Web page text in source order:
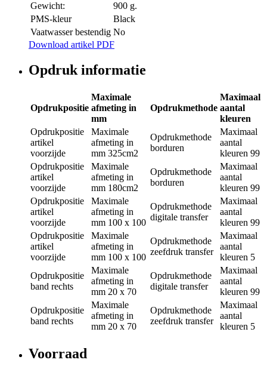
Gewicht:
900 g.
PMS-kleur
Black
Vaatwasser bestendig No
Download artikel PDF
Opdruk informatie
Opdrukpositie
Maximale
afmeting in
mm
Opdrukmethode
Maximaal
aantal
kleuren
Opdrukpositie
artikel
voorzijde
Maximale
afmeting in
mm 325cm2
Opdrukmethode
borduren
Maximaal
aantal
kleuren 99
Opdrukpositie
artikel
voorzijde
Maximale
afmeting in
mm 180cm2
Opdrukmethode
borduren
Maximaal
aantal
kleuren 99
Opdrukpositie
artikel
voorzijde
Maximale
afmeting in
mm 100 x 100
Opdrukmethode
digitale transfer
Maximaal
aantal
kleuren 99
Opdrukpositie
artikel
voorzijde
Maximale
afmeting in
mm 100 x 100
Opdrukmethode
zeefdruk transfer
Maximaal
aantal
kleuren 5
Opdrukpositie
band rechts
Maximale
afmeting in
mm 20 x 70
Opdrukmethode
digitale transfer
Maximaal
aantal
kleuren 99
Opdrukpositie
band rechts
Maximale
afmeting in
mm 20 x 70
Opdrukmethode
zeefdruk transfer
Maximaal
aantal
kleuren 5
Voorraad